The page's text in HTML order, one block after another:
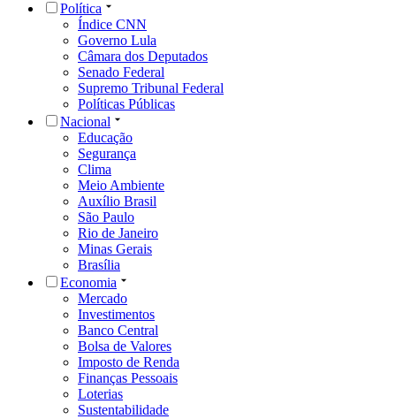
Política
Índice CNN
Governo Lula
Câmara dos Deputados
Senado Federal
Supremo Tribunal Federal
Políticas Públicas
Nacional
Educação
Segurança
Clima
Meio Ambiente
Auxílio Brasil
São Paulo
Rio de Janeiro
Minas Gerais
Brasília
Economia
Mercado
Investimentos
Banco Central
Bolsa de Valores
Imposto de Renda
Finanças Pessoais
Loterias
Sustentabilidade